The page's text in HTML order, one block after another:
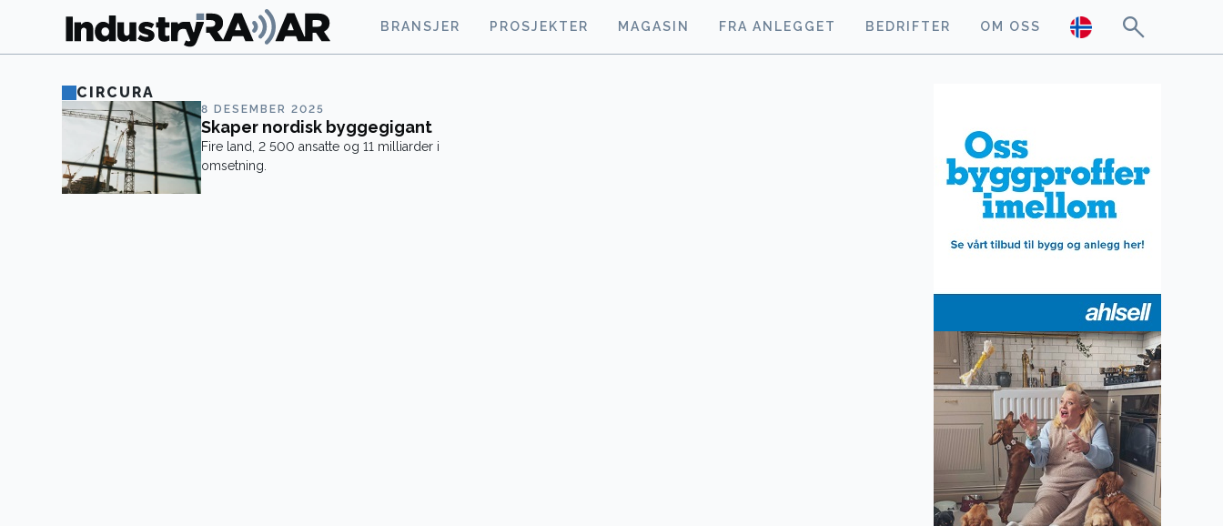
BRANSJER PROSJEKTER MAGASIN FRA ANLEGGET BEDRIFTER OM OSS
CIRCURA
8 DESEMBER 2025
Skaper nordisk byggegigant
Fire land, 2 500 ansatte og 11 milliarder i
omsetning.